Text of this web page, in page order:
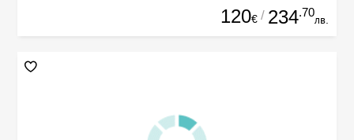
120€ / 234.70
лв.